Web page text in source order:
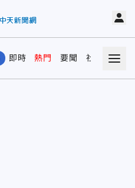
即時 熱門 要聞 社會 娛樂